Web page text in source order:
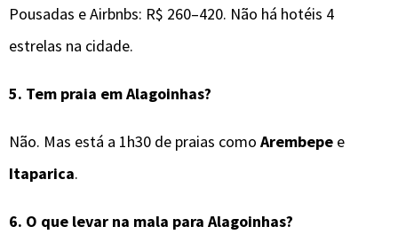
Pousadas e Airbnbs: R$ 260–420. Não há hotéis 4
estrelas na cidade.
5. Tem praia em Alagoinhas?
Não. Mas está a 1h30 de praias como Arembepe e
Itaparica.
6. O que levar na mala para Alagoinhas?